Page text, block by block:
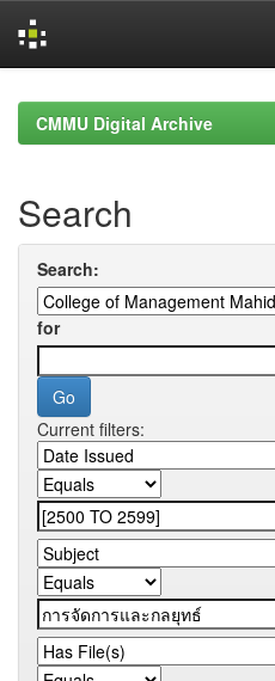
navigationCMMU Digital Archive
Search
Search:
for
Current filters: